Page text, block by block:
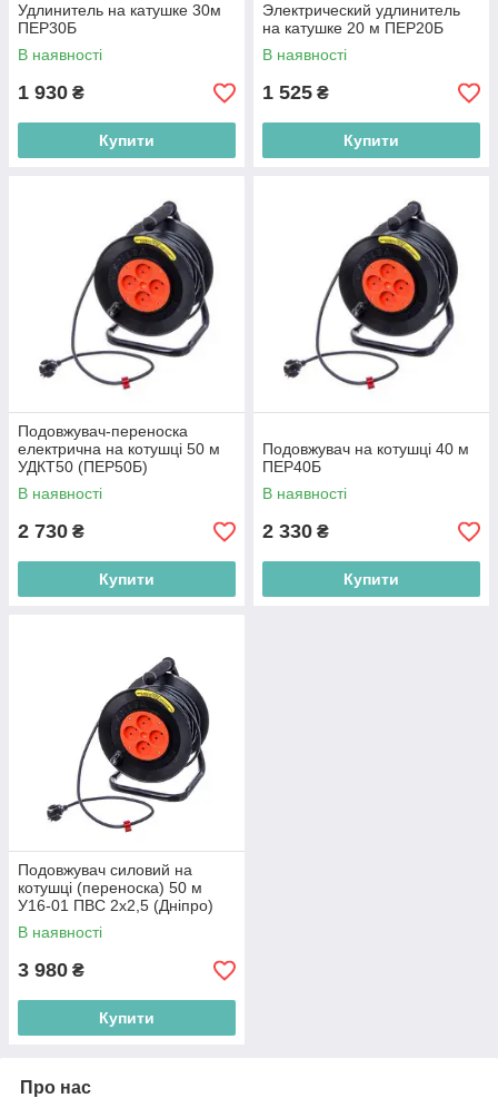
Удлинитель на катушке 30м
ПЕР30Б
В наявності
1 930 ₴
Купити
Электрический удлинитель
на катушке 20 м ПЕР20Б
В наявності
1 525 ₴
Купити
Подовжувач-переноска
електрична на котушці 50 м
УДКТ50 (ПЕР50Б)
В наявності
2 730 ₴
Купити
Подовжувач на котушці 40 м
ПЕР40Б
В наявності
2 330 ₴
Купити
Подовжувач силовий на
котушці (переноска) 50 м
У16-01 ПВС 2х2,5 (Дніпро)
УДКТ50СИЛ
В наявності
3 980 ₴
Купити
Про нас